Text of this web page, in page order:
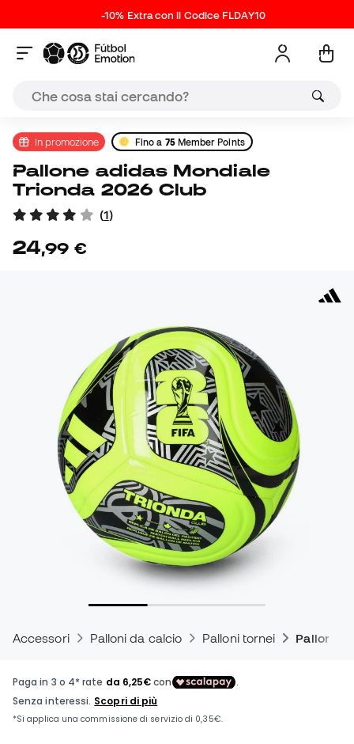
-10% Extra con il Codice FLDAY10
In promozione Fino a 75Member Points
Pallone adidas Mondiale
Trionda 2026 Club
(1)
24,99 €
Accessori Palloni da calcio Palloni tornei Palloni